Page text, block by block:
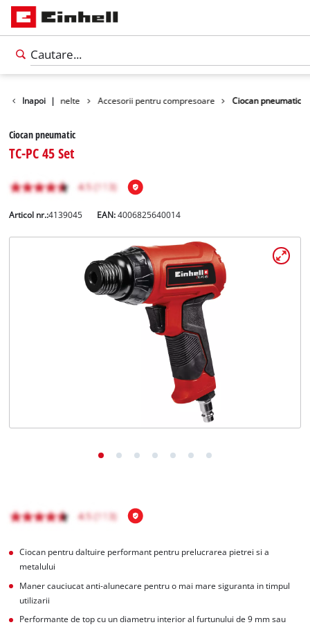
Inapoi |
masini unelte Accesorii pentru compresoare Ciocan pneumatic
Ciocan pneumatic
TC-PC 45 Set
Articol nr.:4139045 EAN:4006825640014
Ciocan pentru daltuire performant pentru prelucrarea pietrei si a
metalului
Maner cauciucat anti-alunecare pentru o mai mare siguranta in timpul
utilizarii
Performante de top cu un diametru interior al furtunului de 9 mm sau